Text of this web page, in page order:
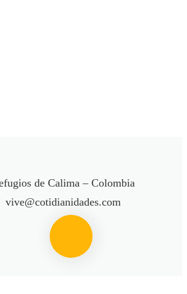
de Calima – Colombia
vive@cotidianidades.com